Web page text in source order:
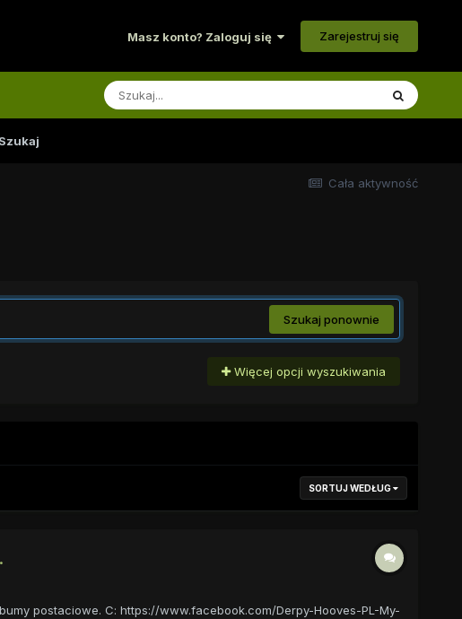
Masz konto? Zaloguj się Zarejestruj się
Szukaj
Cała aktywność
Szukaj ponownie
Więcej opcji wyszukiwania
SORTUJ WEDŁUG
postaciowe. C: https://www.facebook.com/Derpy-Hooves-PL-My-